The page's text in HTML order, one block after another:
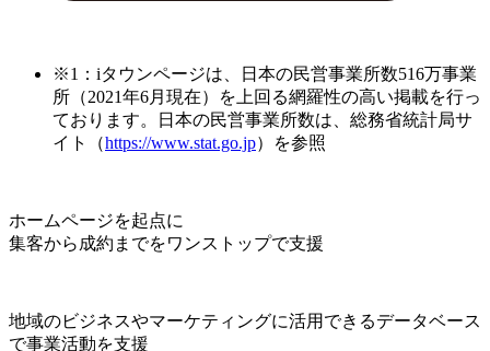
※1：iタウンページは、日本の民営事業所数516万事業
所（2021年6月現在）を上回る網羅性の高い掲載を行っ
ております。日本の民営事業所数は、総務省統計局サ
イト（https://www.stat.go.jp）を参照
ホームページを起点に
集客から成約までをワンストップで支援
地域のビジネスやマーケティングに活用できるデータベース
で事業活動を支援